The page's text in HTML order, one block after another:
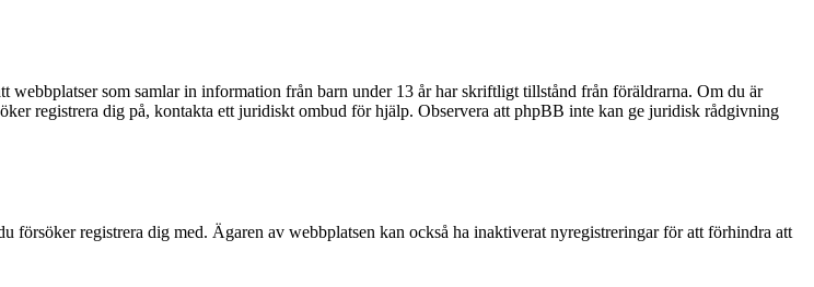
webbplatser som samlar in information från barn under 13 år har skriftligt tillstånd från föräldrarna. Om du är
registrera dig på, kontakta ett juridiskt ombud för hjälp. Observera att phpBB inte kan ge juridisk rådgivning
registrera dig med. Ägaren av webbplatsen kan också ha inaktiverat nyregistreringar för att förhindra att